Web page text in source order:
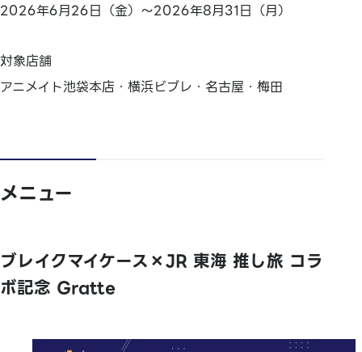
2026年6月26日（金）～2026年8月31日（月）
対象店舗
アニメイト池袋本店・横浜ビブレ・名古屋・梅田
メニュー
ブレイクマイケース×JR 東海 推し旅 コラ
ボ記念 Gratte